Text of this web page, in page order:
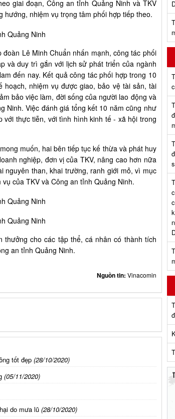
giai đoạn, Công an tỉnh Quảng Ninh và TKV
nhiệm vụ trọng tâm phối hợp tiếp theo.
Lê Minh Chuẩn nhấn mạnh, công tác phối
và duy trì gắn với lịch sử phát triển của ngành
đến nay. Kết quả công tác phối hợp trong 10
nhiệm vụ được giao, bảo vệ tài sản, tài
bảo việc làm, đời sống của người lao động và
Ninh. Việc đánh giá tổng kết 10 năm cũng như
thực tiễn, với tình hình kinh tế - xã hội trong
muốn, hai bên tiếp tục kế thừa và phát huy
nghiệp, đơn vị của TKV, nâng cao hơn nữa
nguyên than, khai trường, ranh giới mỏ, vì mục
của TKV và Công an tỉnh Quảng Ninh.
thưởng cho các tập thể, cá nhân có thành tích
an tỉnh Quảng Ninh.
Nguồn tin: Vinacomin
tốt đẹp (28/10/2020)
(05/11/2020)
do mưa lũ (28/10/2020)